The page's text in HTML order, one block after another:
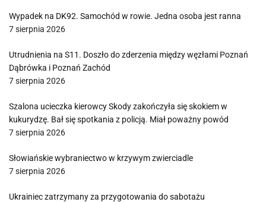
Wypadek na DK92. Samochód w rowie. Jedna osoba jest ranna
7 sierpnia 2026
Utrudnienia na S11. Doszło do zderzenia między węzłami Poznań
Dąbrówka i Poznań Zachód
7 sierpnia 2026
Szalona ucieczka kierowcy Skody zakończyła się skokiem w
kukurydzę. Bał się spotkania z policją. Miał poważny powód
7 sierpnia 2026
Słowiańskie wybraniectwo w krzywym zwierciadle
7 sierpnia 2026
Ukrainiec zatrzymany za przygotowania do sabotażu